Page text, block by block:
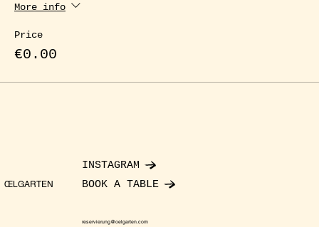
More info
Price
€0.00
ŒLGARTEN
INSTAGRAM
BOOK A TABLE
reservierung@oelgarten.com